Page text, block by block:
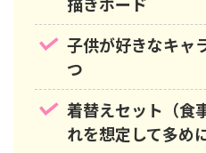
子供が好きなキャ
つ
着替えセット（食
れを想定して多め